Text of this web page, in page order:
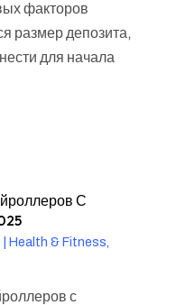
факторов
размер депозита,
для начала
С
Health & Fitness,
с